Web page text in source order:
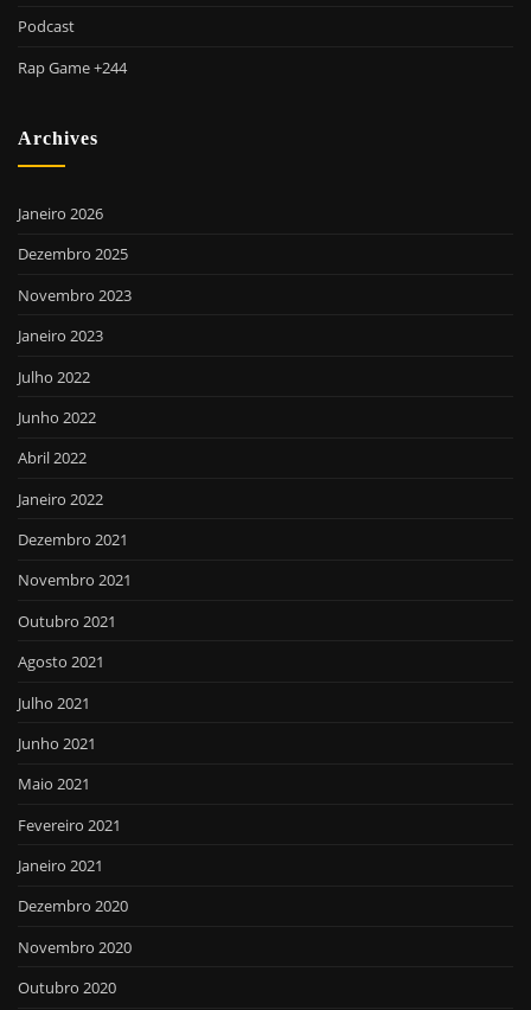
Podcast
Rap Game +244
Archives
Janeiro 2026
Dezembro 2025
Novembro 2023
Janeiro 2023
Julho 2022
Junho 2022
Abril 2022
Janeiro 2022
Dezembro 2021
Novembro 2021
Outubro 2021
Agosto 2021
Julho 2021
Junho 2021
Maio 2021
Fevereiro 2021
Janeiro 2021
Dezembro 2020
Novembro 2020
Outubro 2020